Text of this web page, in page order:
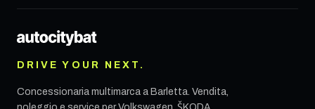
DRIVE YOUR NEXT.
Concessionaria multimarca a Barletta . Vendita,